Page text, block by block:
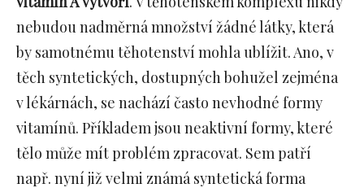
nebudou nadměrná množství žádné látky, která
by samotnému těhotenství mohla ublížit. Ano, v
těch syntetických, dostupných bohužel zejména
v lékárnách, se nachází často nevhodné formy
vitamínů. Příkladem jsou neaktivní formy, které
tělo může mít problém zpracovat. Sem patří
např. nyní již velmi známá syntetická forma